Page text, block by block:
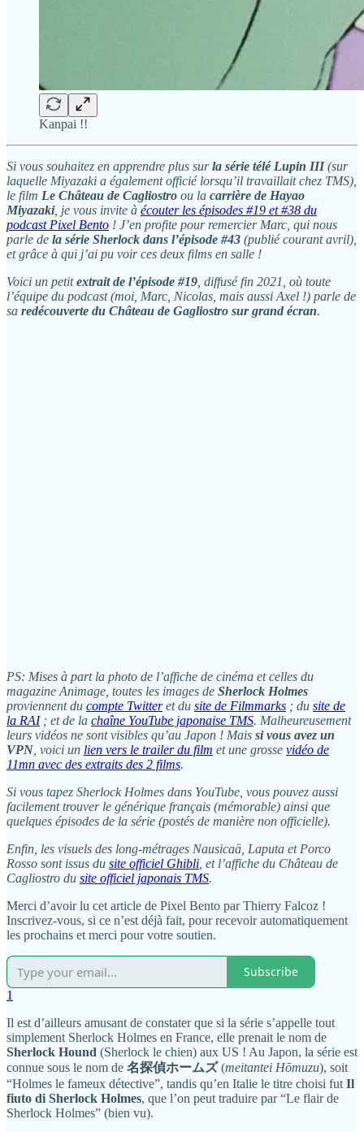
Kanpai !!
Si vous souhaitez en apprendre plus surla série télé Lupin III(sur
laquelle Miyazaki a également officié lorsqu’il travaillait chez TMS),
le film Le Château de Cagliostro ou la carrière de Hayao
Miyazaki, je vous invite à écouter les épisodes #19 et #38 du
podcast Pixel Bento ! J’en profite pour remercier Marc, qui nous
parle de la série Sherlock dans l’épisode #43 (publié courant avril),
et grâce à qui j’ai pu voir ces deux films en salle !
Voici un petitextrait de l’épisode #19 , diffusé fin 2021, où toute
l’équipe du podcast (moi, Marc, Nicolas, mais aussi Axel !) parle de
sa redécouverte du Château de Gagliostro sur grand écran.
PS: Mises à part la photo de l’affiche de cinéma et celles du
magazine Animage, toutes les images de Sherlock Holmes
proviennent du compte Twitteret du site de Filmmarks ; du site de
la RAI; et de la chaîne YouTube japonaise TMS. Malheureusement
leurs vidéos ne sont visibles qu’au Japon ! Mais si vous avez un
VPN , voici un lien vers le trailer du film et une grosse vidéo de
11mn avec des extraits des 2 films.
Si vous tapez Sherlock Holmes dans YouTube, vous pouvez aussi
facilement trouver le générique français (mémorable) ainsi que
quelques épisodes de la série (postés de manière non officielle).
Enfin, les visuels des long-métrages Nausicaä, Laputa et Porco
Rosso sont issus du site officiel Ghibli , et l’affiche du Château de
Cagliostro du site officiel japonais TMS.
Merci d’avoir lu cet article de Pixel Bento par Thierry Falcoz !
Inscrivez-vous, si ce n’est déjà fait, pour recevoir automatiquement
les prochains et merci pour votre soutien.
Subscribe
1
Il est d’ailleurs amusant de constater que si la série s’appelle tout
simplement Sherlock Holmes en France, elle prenait le nom de
Sherlock Hound (Sherlock le chien) aux US ! Au Japon, la série est
connue sous le nom de 名探偵ホームズ(meitantei Hōmuzu), soit
“Holmes le fameux détective”, tandis qu’en Italie le titre choisi fut Il
fiuto di Sherlock Holmes, que l’on peut traduire par “Le flair de
Sherlock Holmes” (bien vu).